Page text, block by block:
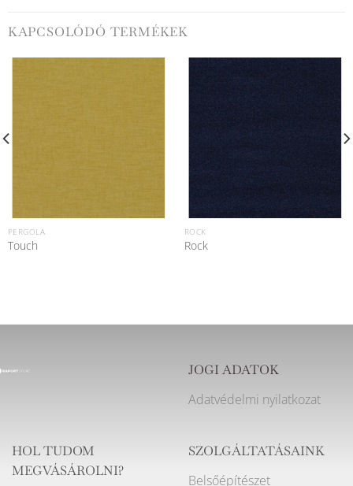
KAPCSOLÓDÓ TERMÉKEK
PERGOLA
Touch
ROCK
Rock
JOGI ADATOK
Adatvédelmi nyilatkozat
HOL TUDOM
MEGVÁSÁROLNI?
SZOLGÁLTATÁSAINK
Belsőépítészet